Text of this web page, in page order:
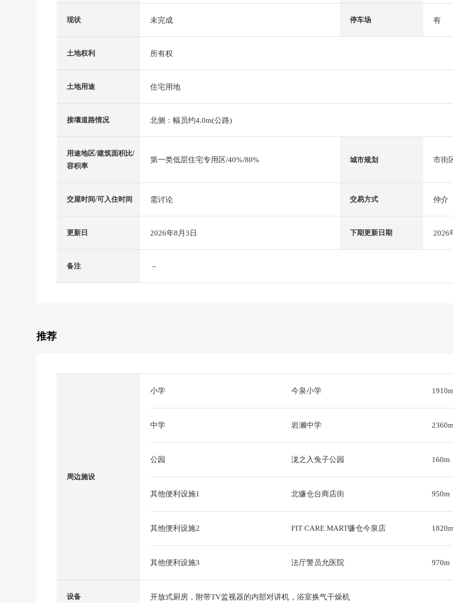
现状 未完成 停车场 有
土地权利 所有权
土地用途 住宅用地
接壤道路情况 北侧：幅员约4.0m(公路)
用途地区/建筑面积比/
容积率
第一类低层住宅专用区/40%/80% 城市规划 市街
交屋时间/可入住时间 需讨论 交易方式 仲介
更新日 2026年8月3日 下期更新日期 2026
备注 －
推荐
周边施设
小学 今泉小学
中学 岩濑中学
公园 泷之入兔子公园 160m
其他便利设施1 北镰仓台商店街 950m
其他便利设施2 FIT CARE MART镰仓今泉店
其他便利设施3 法厅警员允医院 970m
设备 开放式厨房，附带TV监视器的内部对讲机，浴室换气干燥机